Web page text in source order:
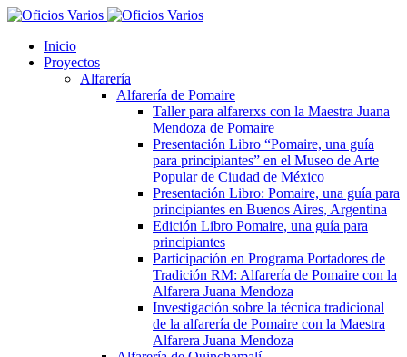
Inicio
Proyectos
Alfarería
Alfarería de Pomaire
Taller para alfarerxs con la Maestra Juana
Mendoza de Pomaire
Presentación Libro “Pomaire, una guía
para principiantes” en el Museo de Arte
Popular de Ciudad de México
Presentación Libro: Pomaire, una guía para
principiantes en Buenos Aires, Argentina
Edición Libro Pomaire, una guía para
principiantes
Participación en Programa Portadores de
Tradición RM: Alfarería de Pomaire con la
Alfarera Juana Mendoza
Investigación sobre la técnica tradicional
de la alfarería de Pomaire con la Maestra
Alfarera Juana Mendoza